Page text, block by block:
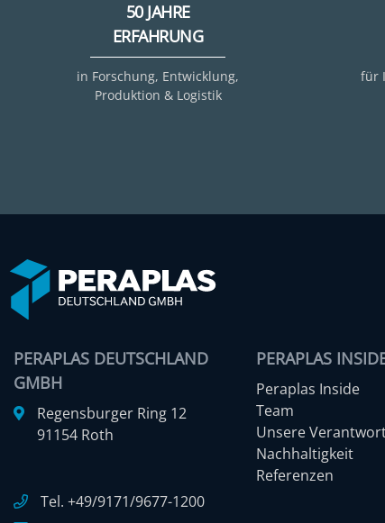
50 JAHRE
ERFAHRUNG
in Forschung, Entwicklung,
Produktion & Logistik
für
PERAPLAS DEUTSCHLAND
GMBH
Regensburger Ring 12
91154 Roth
Tel. +49/9171/9677-1200
PERAPLAS
Peraplas Inside
Team
Unsere
Nachhaltigkeit
Referenzen